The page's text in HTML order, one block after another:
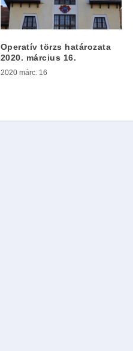
Operatív törzs határozata
2020. március 16.
2020 márc. 16